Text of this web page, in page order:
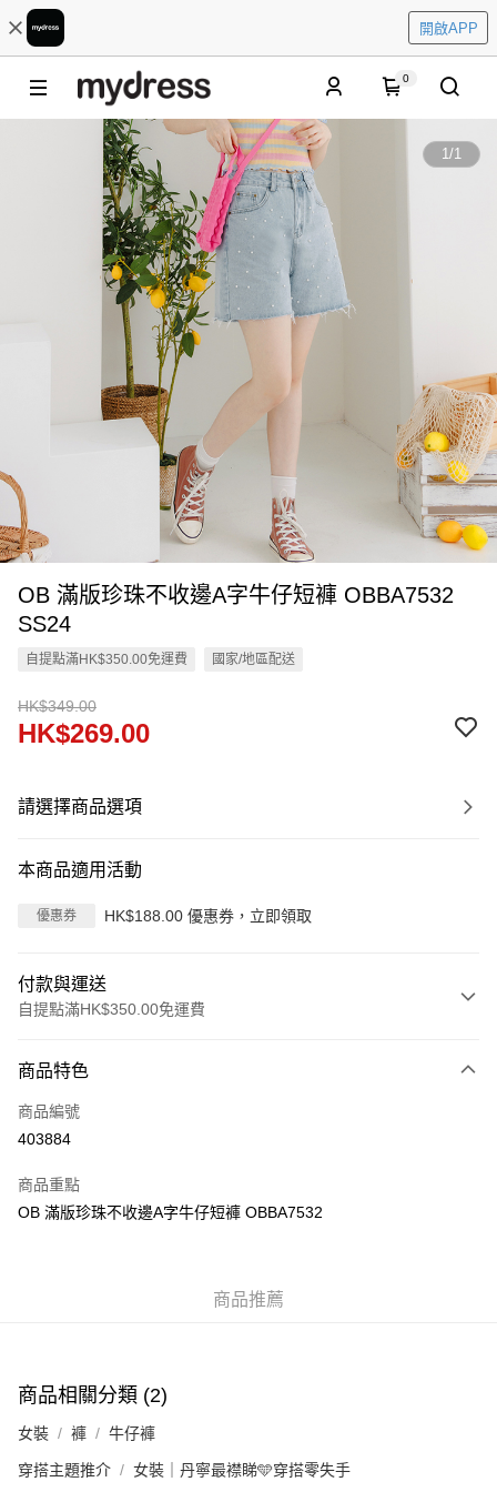
開啟APP
0
1/1
OB 滿版珍珠不收邊A字牛仔短褲 OBBA7532
SS24
自提點滿HK$350.00免運費 國家/地區配送
HK$349.00
HK$269.00
請選擇商品選項
本商品適用活動
優惠券 HK$188.00 優惠券，立即領取
付款與運送
自提點滿HK$350.00免運費
信用卡
Apple Pay
PayMe
付款後順豐站及營業點
每筆HK$40.00，滿HK$350.00或以上免運費
付款後順豐合作便利店
商品特色
商品編號
403884
商品重點
OB 滿版珍珠不收邊A字牛仔短褲 OBBA7532
商品推薦
商品相關分類 (2)
女裝 褲 牛仔褲
穿搭主題推介 女裝｜丹寧最襟睇🩵穿搭零失手